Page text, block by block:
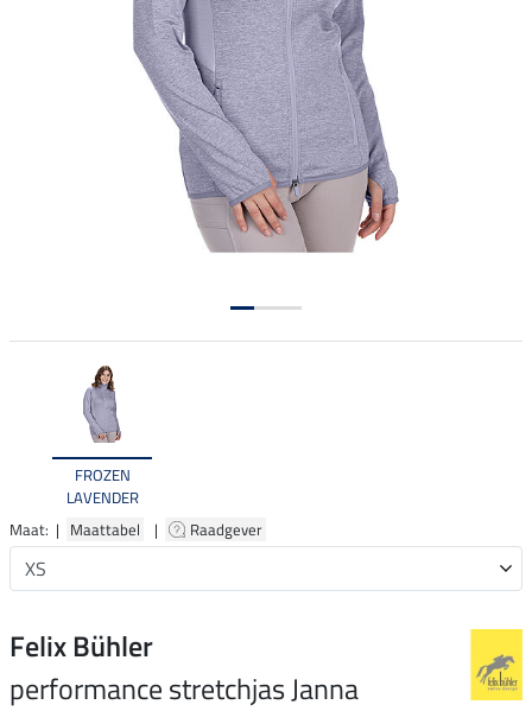
FROZEN
LAVENDER
Maat: | Maattabel | Raadgever
Felix Bühler
performance stretchjas Janna